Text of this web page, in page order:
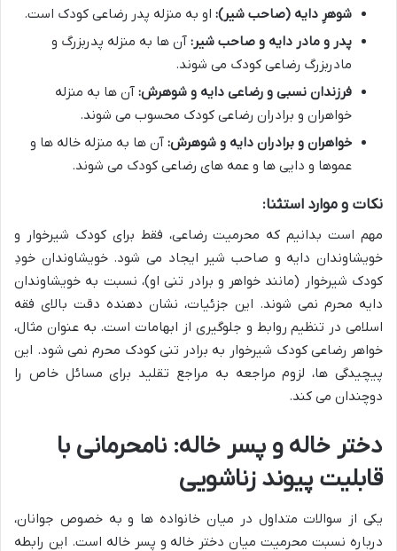
شوهرِ دایه (صاحب شیر): او به منزله پدر رضاعی کودک است.
پدر و مادر دایه و صاحب شیر: آن ها به منزله پدربزرگ و
مادربزرگ رضاعی کودک می شوند.
فرزندان نسبی و رضاعی دایه و شوهرش: آن ها به منزله
خواهران و برادران رضاعی کودک محسوب می شوند.
خواهران و برادران دایه و شوهرش: آن ها به منزله خاله ها و
عموها و دایی ها و عمه های رضاعی کودک می شوند.
نکات و موارد استثنا:
مهم است بدانیم که محرمیت رضاعی، فقط برای کودک شیرخوار و
خویشاوندان دایه و صاحب شیر ایجاد می شود. خویشاوندان خودِ
کودک شیرخوار (مانند خواهر و برادر تنی او)، نسبت به خویشاوندان
دایه محرم نمی شوند. این جزئیات، نشان دهنده دقت بالای فقه
اسلامی در تنظیم روابط و جلوگیری از ابهامات است. به عنوان مثال،
خواهر رضاعی کودک شیرخوار به برادر تنی کودک محرم نمی شود. این
پیچیدگی ها، لزوم مراجعه به مراجع تقلید برای مسائل خاص را
دوچندان می کند.
دختر خاله و پسر خاله: نامحرمانی با
قابلیت پیوند زناشویی
یکی از سوالات متداول در میان خانواده ها و به خصوص جوانان،
درباره نسبت محرمیت میان دختر خاله و پسر خاله است. این رابطه